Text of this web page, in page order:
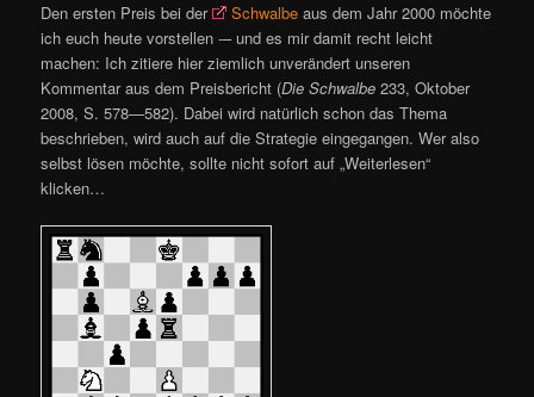
Den ersten Preis bei der Schwalbe aus dem Jahr 2000 möchte
ich euch heute vorstellen -– und es mir damit recht leicht
machen: Ich zitiere hier ziemlich unverändert unseren
Kommentar aus dem Preisbericht (Die Schwalbe 233, Oktober
2008, S. 578—582). Dabei wird natürlich schon das Thema
beschrieben, wird auch auf die Strategie eingegangen. Wer also
selbst lösen möchte, sollte nicht sofort auf „Weiterlesen“
klicken…